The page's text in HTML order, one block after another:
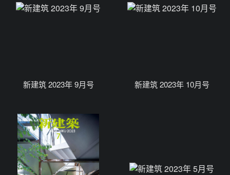
新建筑 2023年 9月号 新建筑 2023年 10月号